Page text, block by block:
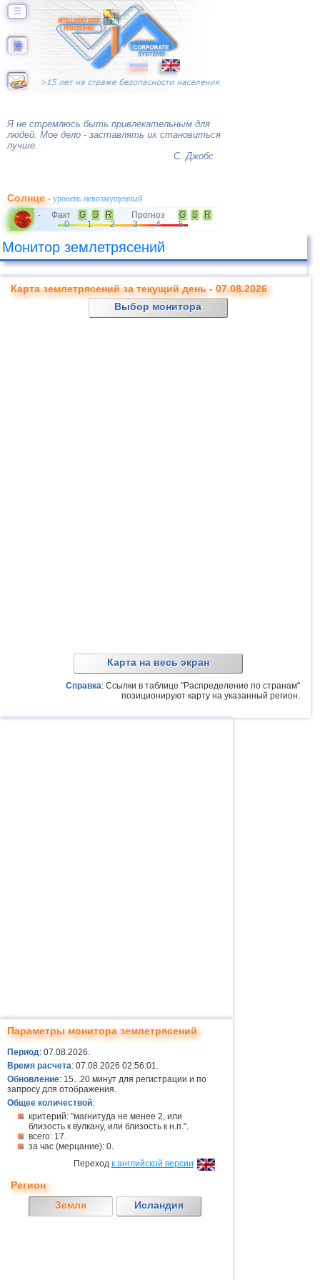
☰
Я не стремлюсь быть привлекательным для
людей. Мое дело - заставлять их становиться
лучше.
С. Джобс
Солнце- уровень невозмущенный
- Факт G S R Прогноз G S
R
0
1 2 3 4 5
Монитор землетрясений
Карта землетрясений за текущий день - 07.08.2026
Выбор монитора
Карта на весь экран
Справка: Ссылки в таблице "Распределение по странам"
позиционируют карту на указанный регион.
Параметры монитора землетрясений
Период: 07.08.2026.
Время расчета: 07.08.2026 02:56:01.
Обновление: 15...20 минут для регистрации и по
запросу для отображения.
Общее количествой:
критерий: "магнитуда не менее 2, или
близость к вулкану, или близость к н.п.".
всего: 17.
за час (мерцание): 0.
Переход к английской версии
Регион
Земля
Исландия